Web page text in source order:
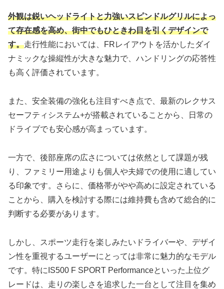
外観は鋭いヘッドライトと力強いスピンドルグリルによっ
て存在感を高め、街中でもひときわ目を引くデザインで
す。走行性能においては、FRレイアウトを活かしたダイ
ナミックな操縦性が大きな魅力で、ハンドリングの応答性
も高く評価されています。
また、安全装備の強化も注目すべき点で、最新のレクサス
セーフティシステム+が搭載されていることから、日常の
ドライブでも安心感が高まっています。
一方で、後部座席の広さについては依然として課題が残
り、ファミリー用途よりも個人や夫婦での使用に適してい
る印象です。さらに、価格帯がやや高めに設定されている
ことから、購入を検討する際には維持費も含めて総合的に
判断する必要があります。
しかし、スポーツ走行を楽しみたいドライバーや、デザイ
ン性を重視するユーザーにとっては非常に魅力的なモデル
です。特にIS500 F SPORT Performanceといった上位グ
レードは、走りの楽しさを追求した一台として注目を集め